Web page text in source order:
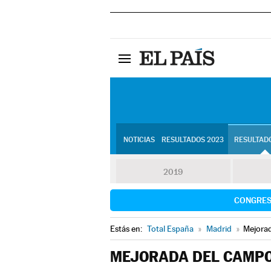
NOTICIAS RESULTADOS 2023
2019
Estás en: Total España » Madrid »
MEJORADA DEL